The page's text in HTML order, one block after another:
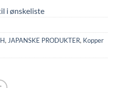
i ønskeliste
,JAPANSKE PRODUKTER, Kopper